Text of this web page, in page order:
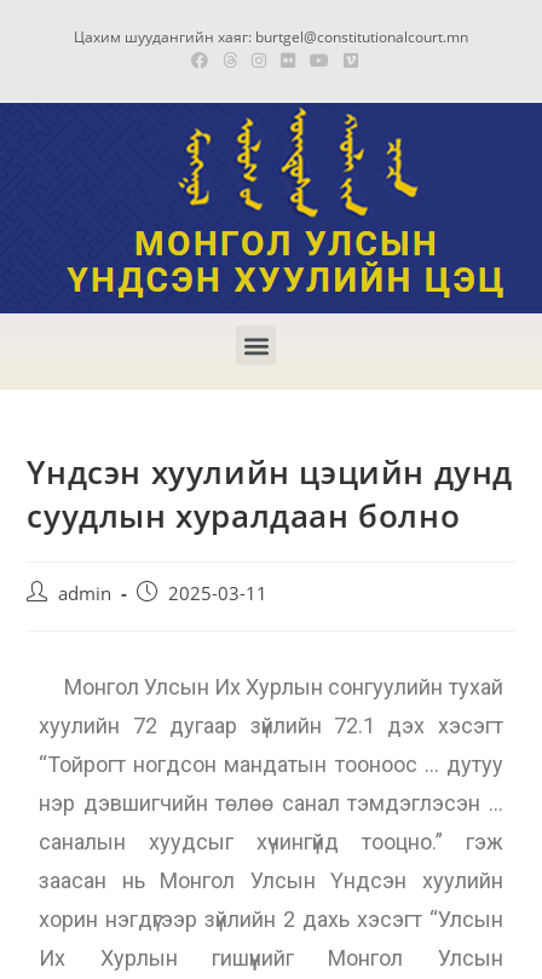
Цахим шуудангийн хаяг: burtgel@constitutionalcourt.mn
Үндсэн хуулийн цэцийн дунд
суудлын хуралдаан болно
admin 2025-03-11
Монгол Улсын Их Хурлын сонгуулийн тухай
хуулийн 72 дугаар зүйлийн 72.1 дэх хэсэгт
“Тойрогт ногдсон мандатын тооноос … дутуу
нэр дэвшигчийн төлөө санал тэмдэглэсэн …
саналын хуудсыг хүчингүйд тооцно.” гэж
заасан нь Монгол Улсын Үндсэн хуулийн
хорин нэгдүгээр зүйлийн 2 дахь хэсэгт “Улсын
Их Хурлын гишүүнийг Монгол Улсын